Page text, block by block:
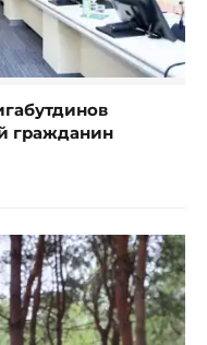
гражданин